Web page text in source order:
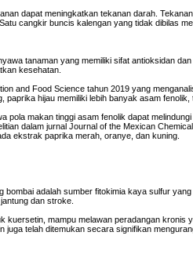
dapat meningkatkan tekanan darah.
cangkir buncis kalengan yang tidak dibilas
tanaman yang memiliki sifat antioksidan
kesehatan.
and Food Science tahun 2019 yang
paprika hijau memiliki lebih banyak asam
pola makan tinggi asam fenolik dapat
dalam jurnal Journal of the Mexican
ekstrak paprika merah, oranye, dan kuning.
bombai adalah sumber fitokimia kaya sulfur
dan stroke.
kuersetin, mampu melawan peradangan
juga telah ditemukan secara signifikan